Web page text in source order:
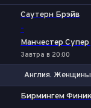
Саутерн Брэйв
-
Манчестер
Завтра в 20:00
Англия.
Бирмингем